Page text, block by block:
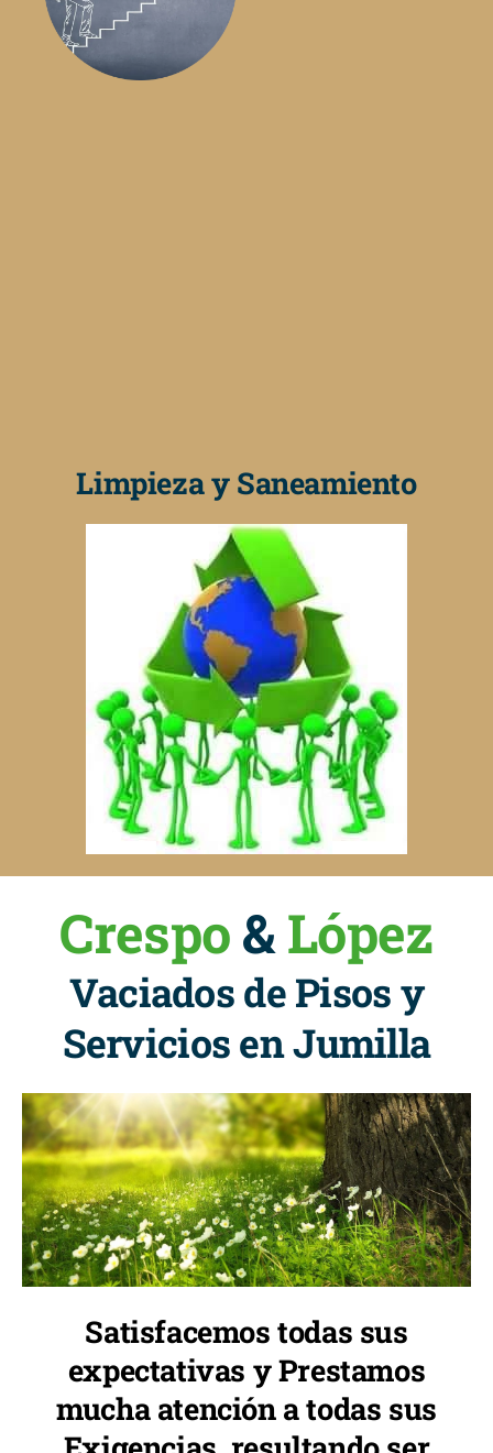
Limpieza y Saneamiento
Crespo&López
Vaciados de Pisos y
Servicios en Jumilla
Satisfacemos todas sus
expectativas y Prestamos
mucha atención a todas sus